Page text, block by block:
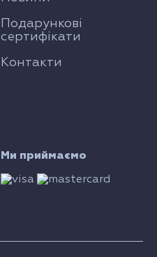
Подарункові
сертифікати
Контакти
Ми приймаємо